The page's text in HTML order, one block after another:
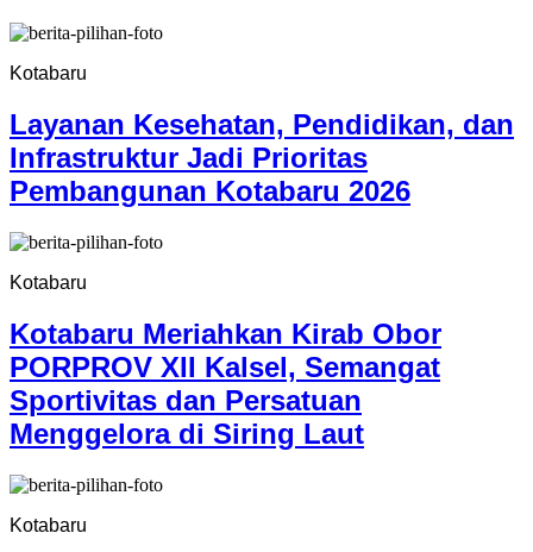
Kotabaru
Layanan Kesehatan, Pendidikan, dan
Infrastruktur Jadi Prioritas
Pembangunan Kotabaru 2026
Kotabaru
Kotabaru Meriahkan Kirab Obor
PORPROV XII Kalsel, Semangat
Sportivitas dan Persatuan
Menggelora di Siring Laut
Kotabaru